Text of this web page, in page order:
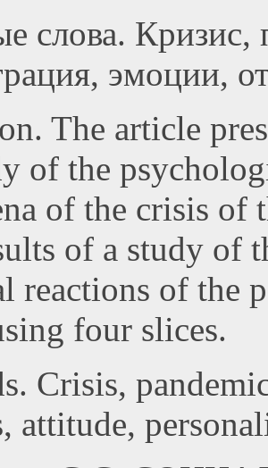
слова. Кризис,
эмоции,
The article
of the
of the crisis of
of a study of
reactions of the
four slices.
Crisis,
attitude,